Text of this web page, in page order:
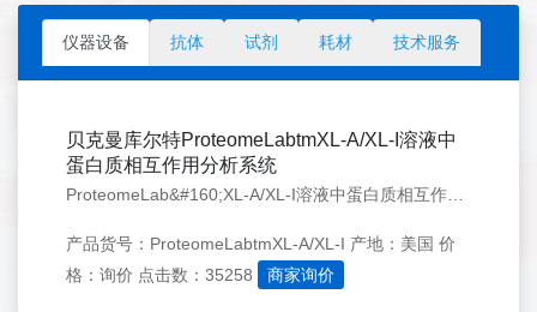
仪器设备 抗体 试剂 耗材 技术服务
贝克曼库尔特ProteomeLabtmXL-A/XL-I溶液中
蛋白质相互作用分析系统
产品货号：ProteomeLabtmXL-A/XL-I 产地：美国 价
格：询价 点击数：35258 商家询价